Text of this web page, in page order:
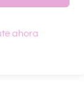
ahora